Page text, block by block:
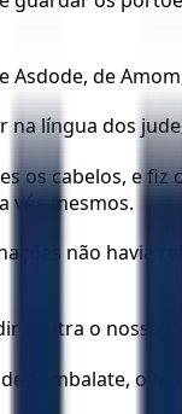
Asdode, de
na língua dos
os cabelos, e
vós mesmos.
não
o nosso
Sambalate, o